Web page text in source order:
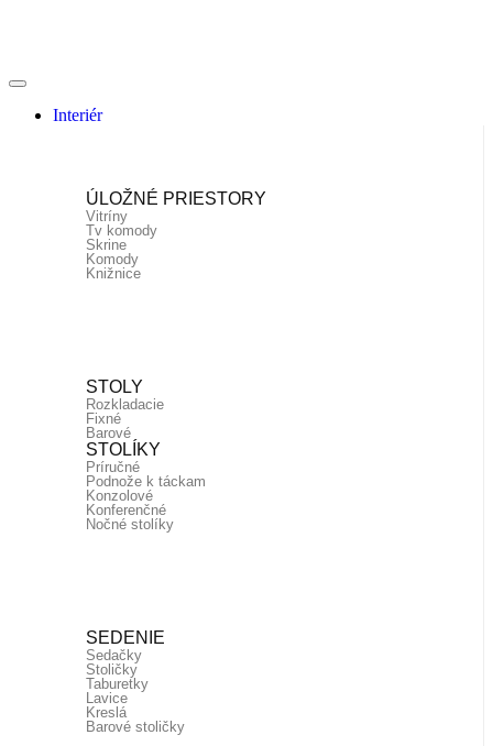
Interiér
ÚLOŽNÉ PRIESTORY
Vitríny
Tv komody
Skrine
Komody
Knižnice
STOLY
Rozkladacie
Fixné
Barové
STOLÍKY
Príručné
Podnože k táckam
Konzolové
Konferenčné
Nočné stolíky
SEDENIE
Sedačky
Stoličky
Taburetky
Lavice
Kreslá
Barové stoličky